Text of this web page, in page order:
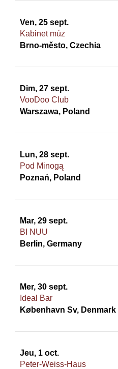
Ven, 25 sept.
Kabinet múz
Brno-město, Czechia
Dim, 27 sept.
VooDoo Club
Warszawa, Poland
Lun, 28 sept.
Pod Minogą
Poznań, Poland
Mar, 29 sept.
BI NUU
Berlin, Germany
Mer, 30 sept.
Ideal Bar
København Sv, Denmark
Jeu, 1 oct.
Peter-Weiss-Haus